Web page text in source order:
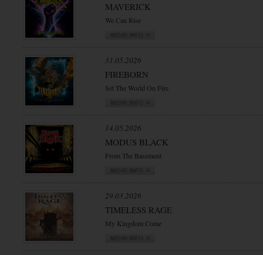
MAVERICK
We Can Rise
31.05.2026
FIREBORN
Set The World On Fire
14.05.2026
MODUS BLACK
From The Basement
29.03.2026
TIMELESS RAGE
My Kingdom Come